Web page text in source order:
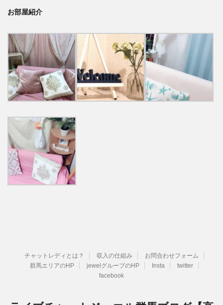
お部屋紹介
チャットレディとは？ 収入の仕組み
お問合わせフォーム
群馬エリアのHP
jewelグループのHP Insta
twitter
facebook